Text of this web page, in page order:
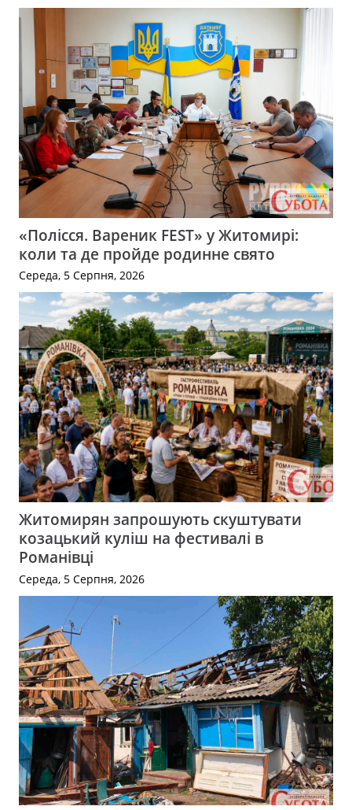
«Полісся. Вареник FEST» у Житомирі:
коли та де пройде родинне свято
Середа, 5 Серпня, 2026
Житомирян запрошують скуштувати
козацький куліш на фестивалі в
Романівці
Середа, 5 Серпня, 2026